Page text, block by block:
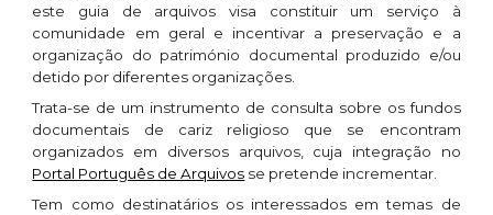
este guia de arquivos visa constituir um serviço à
comunidade em geral e incentivar a preservação e a
organização do património documental produzido e/ou
detido por diferentes organizações.
Trata-se de um instrumento de consulta sobre os fundos
documentais de cariz religioso que se encontram
organizados em diversos arquivos, cuja integração no
Portal Português de Arquivos se pretende incrementar.
Tem como destinatários os interessados em temas de